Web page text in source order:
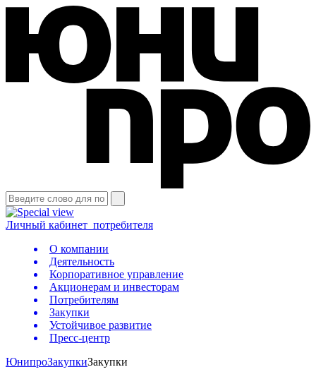
Личный кабинет потребителя
О компании
Деятельность
Корпоративное управление
Акционерам и инвесторам
Потребителям
Закупки
Устойчивое развитие
Пресс-центр
ЮнипроЗакупкиЗакупки